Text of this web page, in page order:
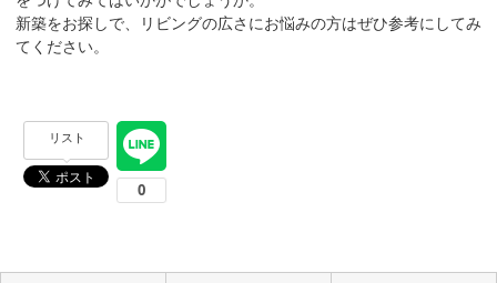
新築をお探しで、リビングの広さにお悩みの方はぜひ参考にしてみ
てください。
リスト